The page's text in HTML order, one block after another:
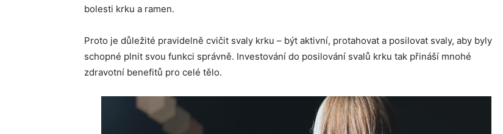
bolesti krku a ramen.
Proto je důležité pravidelně cvičit svaly krku – být aktivní, protahovat a posilovat svaly, aby byly
schopné plnit svou funkci správně. Investování do posilování svalů krku tak přináší mnohé
zdravotní benefitů pro celé tělo.